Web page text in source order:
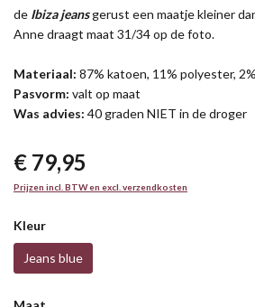
de Ibiza jeansgerust een maatje kleiner
Anne draagt maat 31/34 op de foto.
Materiaal: 87% katoen, 11% polyester,
Pasvorm: valt op maat
Was advies: 40 graden NIET in de droger
€ 79,95
Prijzen incl. BTW en excl. verzendkosten
Kleur
Jeans blue